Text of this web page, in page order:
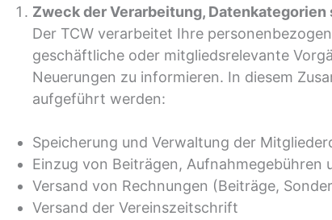
Zweck der Verarbeitung,
Der TCW verarbeitet Ihre
geschäftliche oder mitgliedsrelevante
Neuerungen zu informieren. In diesem
aufgeführt werden:
Speicherung und Verwaltung der
Einzug von Beiträgen, Aufnahmegebühren
Versand von Rechnungen (Beiträge,
Versand der Vereinszeitschrift